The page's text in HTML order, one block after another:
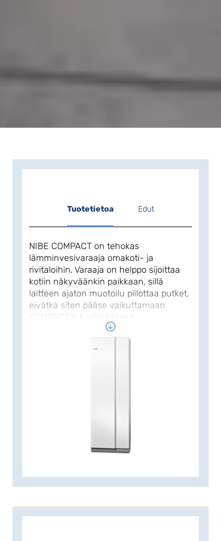
Tuotetietoa Edut
NIBE COMPACT on tehokas
lämminvesivaraaja omakoti- ja
rivitaloihin. Varaaja on helppo sijoittaa
kotiin näkyväänkin paikkaan, sillä
laitteen ajaton muotoilu piilottaa putket,
eivätkä siten pääse vaikuttamaan
COMPACTin tyylikkääseen
yleisilmeeseen. Varaajan voi valita
kolmesta koosta: 150, 200 ja 300.
Lämminvesivaraajassa on mukana
LVI-numerot | COMPACT 150 R: 5271039
| COMPACT 200 R: 5271043 | COMPACT